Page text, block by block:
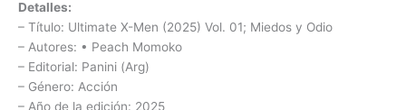
Detalles:
– Título: Ultimate X-Men (2025) Vol. 01; Miedos y Odio
– Autores: • Peach Momoko
– Editorial: Panini (Arg)
– Género: Acción
– Año de la edición: 2025